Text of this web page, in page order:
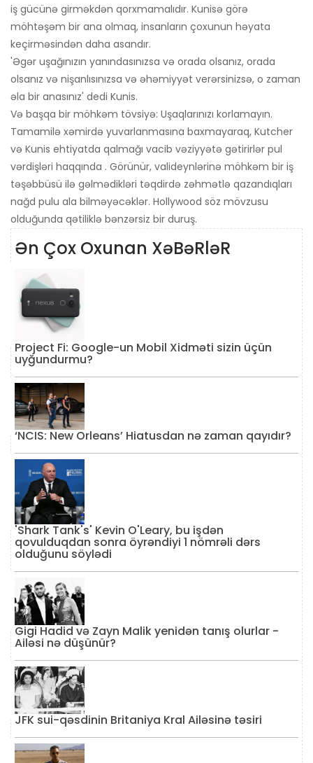
iş gücünə girməkdən qorxmamalıdır. Kunisə görə
möhtəşəm bir ana olmaq, insanların çoxunun həyata
keçirməsindən daha asandır.
'Əgər uşağınızın yanındasınızsa və orada olsanız, orada
olsanız və nişanlısınızsa və əhəmiyyət verərsinizsə, o zaman
əla bir anasınız' dedi Kunis.
Və başqa bir möhkəm tövsiyə: Uşaqlarınızı korlamayın.
Tamamilə xəmirdə yuvarlanmasına baxmayaraq, Kutcher
və Kunis ehtiyatda qalmağı vacib vəziyyətə gətirirlər pul
vərdişləri haqqında . Görünür, valideynlərinə möhkəm bir iş
təşəbbüsü ilə gəlmədikləri təqdirdə zəhmətlə qazandıqları
nağd pulu ala bilməyəcəklər. Hollywood söz mövzusu
olduğunda qətiliklə bənzərsiz bir duruş.
Ən Çox Oxunan XəBəRləR
Project Fi: Google-un Mobil Xidməti sizin üçün
uyğundurmu?
‘NCIS: New Orleans’ Hiatusdan nə zaman qayıdır?
'Shark Tank's' Kevin O'Leary, bu işdən
qovulduqdan sonra öyrəndiyi 1 nömrəli dərs
olduğunu söylədi
Gigi Hadid və Zayn Malik yenidən tanış olurlar -
Ailəsi nə düşünür?
JFK sui-qəsdinin Britaniya Kral Ailəsinə təsiri